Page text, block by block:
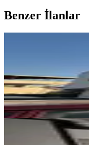
Benzer İlanlar
YENİ